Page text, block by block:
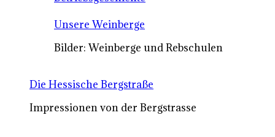
Unsere Weinberge
Bilder: Weinberge und Rebschulen
Die Hessische Bergstraße
Impressionen von der Bergstrasse